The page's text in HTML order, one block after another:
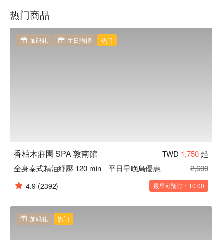
沈浸式按摩享受。
香柏木莊園 Spa
热门商品
加码礼 生日贈禮 热门
香柏木莊園 SPA 敦南館 TWD 1,750 起
全身泰式精油紓壓 120 min｜平日早晚鳥優惠
2,600
4.9 (2392) 最早可预订：10:00
加码礼 热门